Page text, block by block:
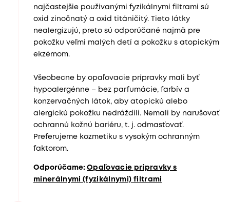
najčastejšie používanými fyzikálnymi filtrami sú
oxid zinočnatý a oxid titáničitý. Tieto látky
nealergizujú, preto sú odporúčané najmä pre
pokožku veľmi malých detí a pokožku s atopickým
ekzémom.
Všeobecne by opaľovacie prípravky mali byť
hypoalergénne – bez parfumácie, farbív a
konzervačných látok, aby atopickú alebo
alergickú pokožku nedráždili. Nemali by narušovať
ochrannú kožnú bariéru, t. j. odmasťovať.
Preferujeme kozmetiku s vysokým ochranným
faktorom.
Odporúčame: Opaľovacie prípravky s
minerálnymi (fyzikálnymi) filtrami